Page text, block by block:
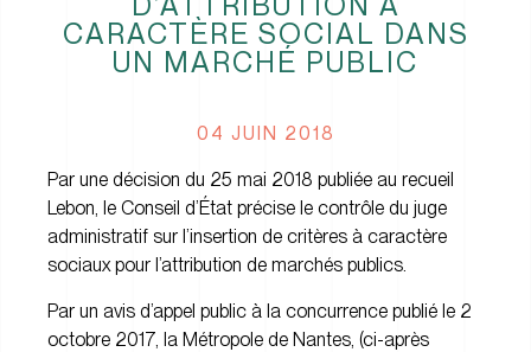
CARACTÈRE SOCIAL DANS
UN MARCHÉ PUBLIC
04 JUIN 2018
Par une décision du 25 mai 2018 publiée au recueil
Lebon, le Conseil d’État précise le contrôle du juge
administratif sur l’insertion de critères à caractère
sociaux pour l’attribution de marchés publics.
Par un avis d’appel public à la concurrence publié le 2
octobre 2017, la Métropole de Nantes, (ci-après